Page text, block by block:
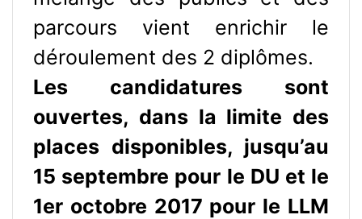
parcours vient enrichir le
déroulement des 2 diplômes.
Les candidatures sont
ouvertes, dans la limite des
places disponibles, jusqu’au
15 septembre pour le DU et le
1er octobre 2017 pour le LLM